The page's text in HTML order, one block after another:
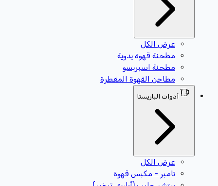
عرض الكل
مطحنة قهوة يدوية
مطحنة اسبريسو
مطاحن القهوة المقطرة
أدوات الباريستا
عرض الكل
تامبر - مكبس قهوة